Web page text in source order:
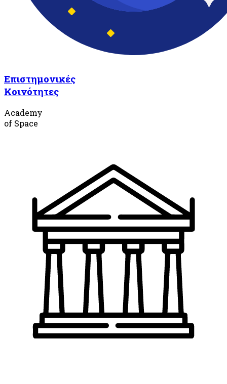
Επιστημονικές
Κοινότητες
Academy
of Space